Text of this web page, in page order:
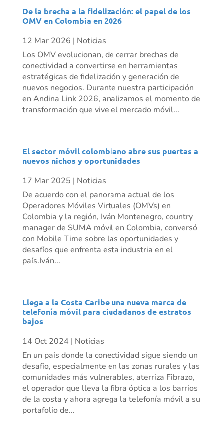
De la brecha a la fidelización: el papel de los
OMV en Colombia en 2026
12 Mar 2026 | Noticias
Los OMV evolucionan, de cerrar brechas de
conectividad a convertirse en herramientas
estratégicas de fidelización y generación de
nuevos negocios. Durante nuestra participación
en Andina Link 2026, analizamos el momento de
transformación que vive el mercado móvil...
El sector móvil colombiano abre sus puertas a
nuevos nichos y oportunidades
17 Mar 2025 | Noticias
De acuerdo con el panorama actual de los
Operadores Móviles Virtuales (OMVs) en
Colombia y la región, Iván Montenegro, country
manager de SUMA móvil en Colombia, conversó
con Mobile Time sobre las oportunidades y
desafíos que enfrenta esta industria en el
país.Iván...
Llega a la Costa Caribe una nueva marca de
telefonía móvil para ciudadanos de estratos
bajos
14 Oct 2024 | Noticias
En un país donde la conectividad sigue siendo un
desafío, especialmente en las zonas rurales y las
comunidades más vulnerables, aterriza Fibrazo,
el operador que lleva la fibra óptica a los barrios
de la costa y ahora agrega la telefonía móvil a su
portafolio de...